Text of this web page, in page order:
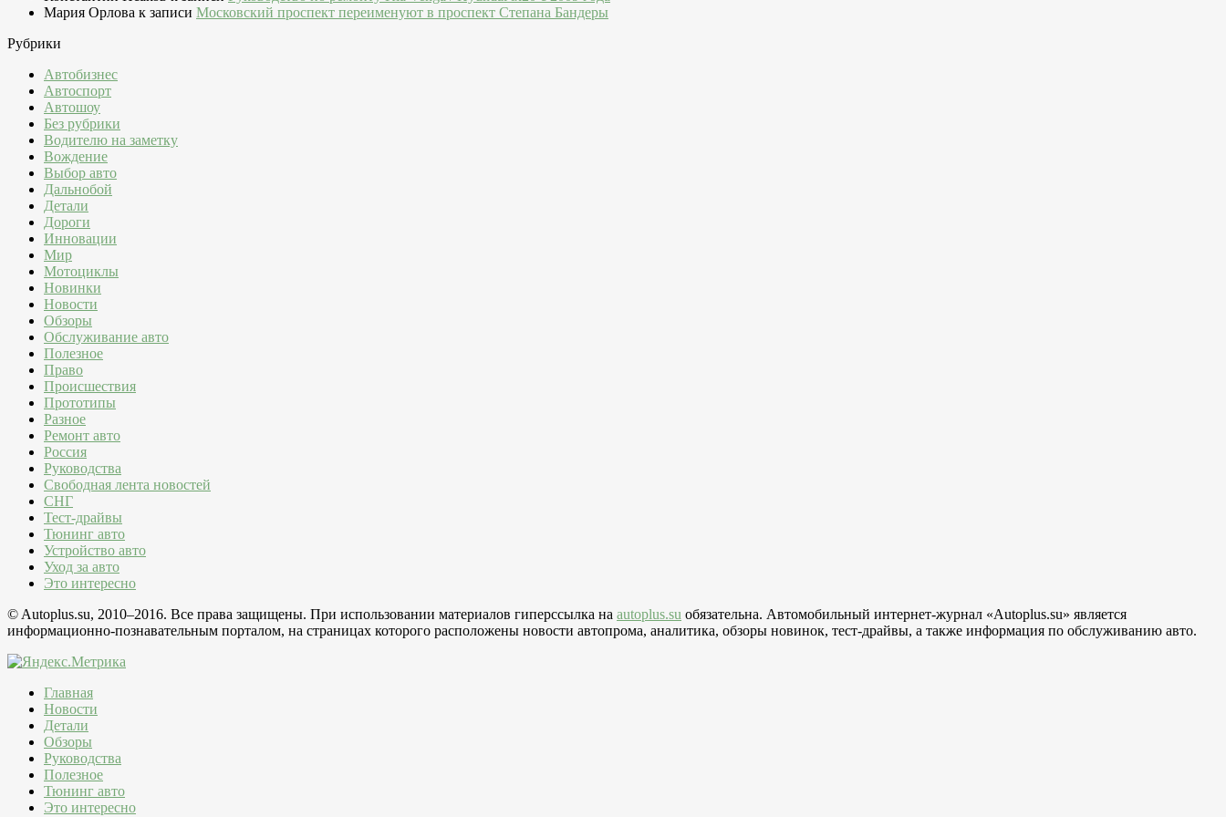
Мария Орлова к записи Московский проспект переименуют в проспект Степана Бандеры
Рубрики
Автобизнес
Автоспорт
Автошоу
Без рубрики
Водителю на заметку
Вождение
Выбор авто
Дальнобой
Детали
Дороги
Инновации
Мир
Мотоциклы
Новинки
Новости
Обзоры
Обслуживание авто
Полезное
Право
Происшествия
Прототипы
Разное
Ремонт авто
Россия
Руководства
Свободная лента новостей
СНГ
Тест-драйвы
Тюнинг авто
Устройство авто
Уход за авто
Это интересно
© Autoplus.su, 2010–2016. Все права защищены. При использовании материалов гиперссылка на autoplus.su обязательна. Автомобильный интернет-журнал «Autoplus.su» является
информационно-познавательным порталом, на страницах которого расположены новости автопрома, аналитика, обзоры новинок, тест-драйвы, а также информация по обслуживанию авто.
Главная
Новости
Детали
Обзоры
Руководства
Полезное
Тюнинг авто
Это интересно